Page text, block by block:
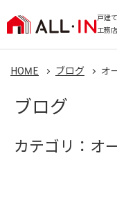
戸建
工務
HOME ブログ オ
ブログ
カテゴリ：オ